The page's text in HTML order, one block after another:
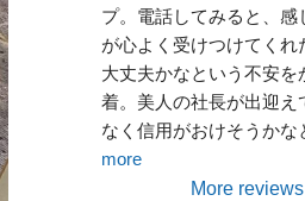
プ。電話してみると、感
が心よく受けつけてくれ
大丈夫かなという不安を
着。美人の社長が出迎え
なく信用がおけそうかな
more
More reviews